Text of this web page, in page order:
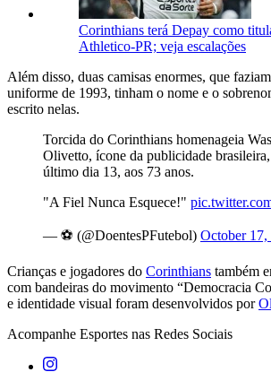
Corinthians terá Depay como
Athletico-PR; veja escalações
Além disso, duas camisas enormes, que
uniforme de 1993, tinham o nome e o
escrito nelas.
Torcida do Corinthians homenageia
Olivetto, ícone da publicidade
último dia 13, aos 73 anos.
"A Fiel Nunca Esquece!"
— ⚽ (@DoentesPFutebol) October 17,
Crianças e jogadores do Corinthians também
com bandeiras do movimento “Democracia
e identidade visual foram desenvolvidos por
Acompanhe Esportes nas Redes Sociais